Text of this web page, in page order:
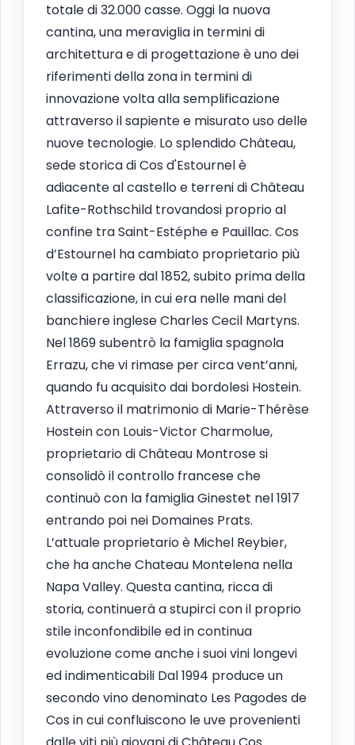
totale di 32.000 casse. Oggi la nuova
cantina, una meraviglia in termini di
architettura e di progettazione è uno dei
riferimenti della zona in termini di
innovazione volta alla semplificazione
attraverso il sapiente e misurato uso delle
nuove tecnologie. Lo splendido Château,
sede storica di Cos d'Estournel è
adiacente al castello e terreni di Château
Lafite-Rothschild trovandosi proprio al
confine tra Saint-Estéphe e Pauillac. Cos
d’Estournel ha cambiato proprietario più
volte a partire dal 1852, subito prima della
classificazione, in cui era nelle mani del
banchiere inglese Charles Cecil Martyns.
Nel 1869 subentrò la famiglia spagnola
Errazu, che vi rimase per circa vent’anni,
quando fu acquisito dai bordolesi Hostein.
Attraverso il matrimonio di Marie-Thérèse
Hostein con Louis-Victor Charmolue,
proprietario di Château Montrose si
consolidò il controllo francese che
continuò con la famiglia Ginestet nel 1917
entrando poi nei Domaines Prats.
L’attuale proprietario è Michel Reybier,
che ha anche Chateau Montelena nella
Napa Valley. Questa cantina, ricca di
storia, continuerà a stupirci con il proprio
stile inconfondibile ed in continua
evoluzione come anche i suoi vini longevi
ed indimenticabili Dal 1994 produce un
secondo vino denominato Les Pagodes de
Cos in cui confluiscono le uve provenienti